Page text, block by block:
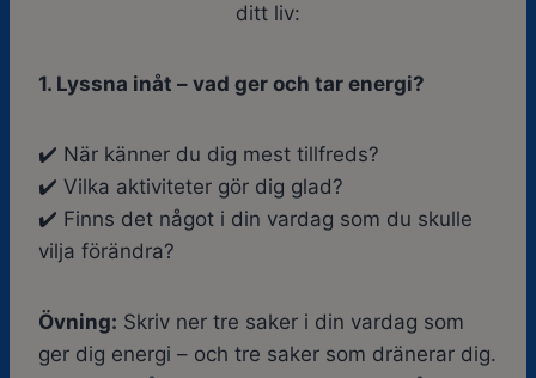
ditt liv:
1. Lyssna inåt – vad ger och tar energi?
✔️ När känner du dig mest tillfreds?
✔️ Vilka aktiviteter gör dig glad?
✔️ Finns det något i din vardag som du skulle
vilja förändra?
Övning: Skriv ner tre saker i din vardag som
ger dig energi – och tre saker som dränerar dig.